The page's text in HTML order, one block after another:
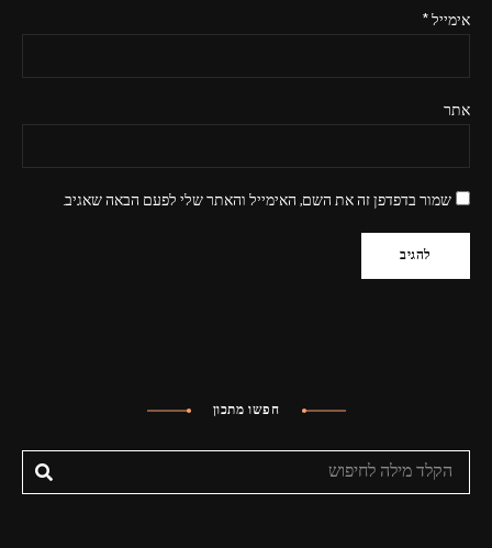
אימייל*
אתר
שמור בדפדפן זה את השם, האימייל והאתר שלי לפעם הבאה שאגיב.
חפשו מתכון